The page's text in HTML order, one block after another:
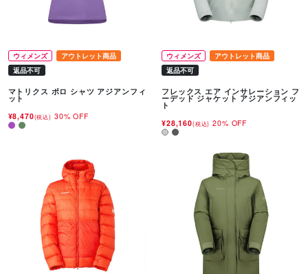
ウィメンズ
アウトレット商品
返品不可
マトリクス ポロ シャツ アジアンフィ
ット
¥8,470(税込) 30% OFF
ウィメンズ
アウトレット商品
返品不可
フレックス エア インサレーション フ
ーデッド ジャケット アジアンフィッ
ト
¥28,160(税込) 20% OFF